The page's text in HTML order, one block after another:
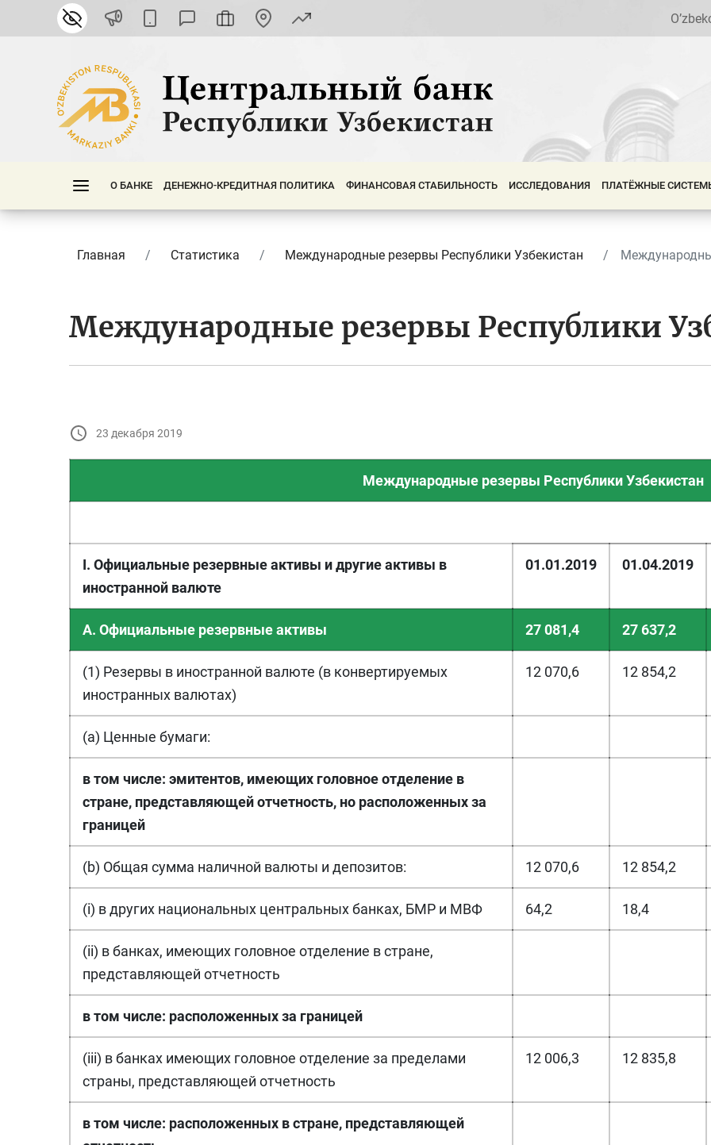
О БАНКЕ ДЕНЕЖНО-КРЕДИТНАЯ ПОЛИТИКА ФИНАНСОВАЯ СТАБИЛЬНОСТЬ ИССЛЕДОВАНИЯ ПЛАТЁЖНЫЕ
Главная Статистика Международные резервы Республики Узбекистан
Международные резервы Республики
23 декабря 2019
Международные резервы Республики Узбекистан
I. Официальные резервные активы и другие активы в
иностранной валюте
01.01.2019 01.04.2019
A. Официальные резервные активы 27 081,4 27 637,2
(1) Резервы в иностранной валюте (в конвертируемых
иностранных валютах)
12 070,6 12 854,2
(a) Ценные бумаги:
в том числе: эмитентов, имеющих головное отделение в
стране, представляющей отчетность, но расположенных за
границей
(b) Общая сумма наличной валюты и депозитов: 12 070,6 12 854,2
(i) в других национальных центральных банках, БМР и МВФ 64,2 18,4
(ii) в банках, имеющих головное отделение в стране,
представляющей отчетность
в том числе: расположенных за границей
(iii) в банках имеющих головное отделение за пределами
страны, представляющей отчетность
12 006,3 12 835,8
в том числе: расположенных в стране, представляющей